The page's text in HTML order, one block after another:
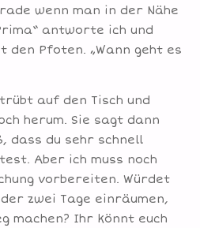
wenn man in der Nähe
antworte ich und
Pfoten. „Wann geht es
auf den Tisch und
herum. Sie sagt dann
dass du sehr schnell
Aber ich muss noch
vorbereiten. Würdet
zwei Tage einräumen,
machen? Ihr könnt euch